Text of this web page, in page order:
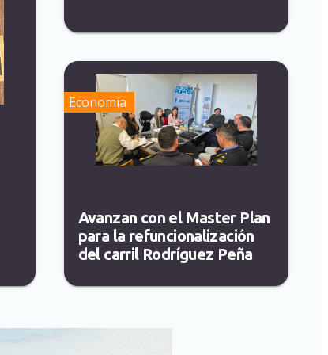
Economía
Avanzan con el Master Plan
para la refuncionalización
del carril Rodríguez Peña